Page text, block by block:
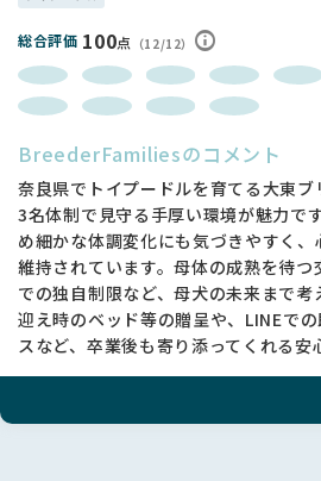
総合評価 100点 （12/12）
BreederFamiliesのコメント
奈良県でトイプードルを育てる大東
3名体制で見守る手厚い環境が魅力で
め細かな体調変化にも気づきやすく
維持されています。母体の成熟を待つ
での独自制限など、母犬の未来まで
迎え時のベッド等の贈呈や、LINEで
スなど、卒業後も寄り添ってくれる安